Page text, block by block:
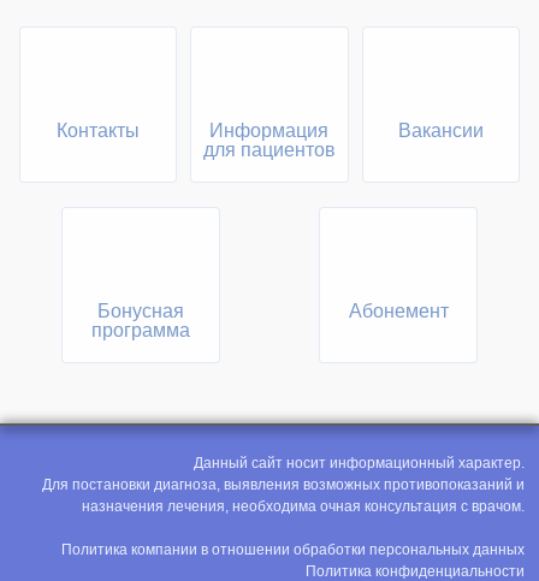
Контакты
Информация
для пациентов
Вакансии
Бонусная
программа
Абонемент
Данный сайт носит информационный характер.
Для постановки диагноза, выявления возможных противопоказаний и
назначения лечения, необходима очная консультация с врачом.
Политика компании в отношении обработки персональных данных
Политика конфиденциальности